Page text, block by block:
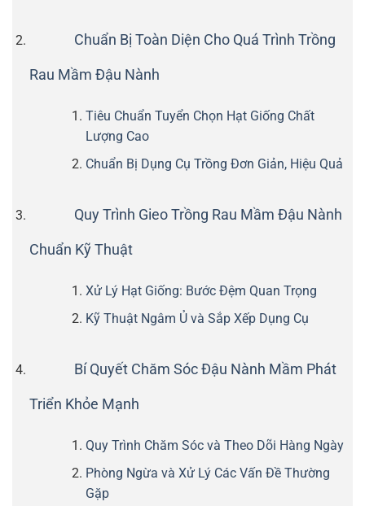
Chuẩn Bị Toàn Diện Cho Quá Trình Trồng
Rau Mầm Đậu Nành
Tiêu Chuẩn Tuyển Chọn Hạt Giống Chất
Lượng Cao
Chuẩn Bị Dụng Cụ Trồng Đơn Giản, Hiệu Quả
Quy Trình Gieo Trồng Rau Mầm Đậu Nành
Chuẩn Kỹ Thuật
Xử Lý Hạt Giống: Bước Đệm Quan Trọng
Kỹ Thuật Ngâm Ủ và Sắp Xếp Dụng Cụ
Bí Quyết Chăm Sóc Đậu Nành Mầm Phát
Triển Khỏe Mạnh
Quy Trình Chăm Sóc và Theo Dõi Hàng Ngày
Phòng Ngừa và Xử Lý Các Vấn Đề Thường
Gặp